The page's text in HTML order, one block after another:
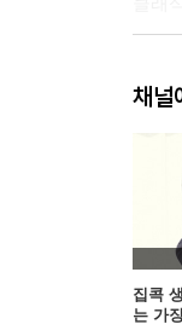
음악
음악
사람
새
오늘
더 화
클래
다수
채널
집콕
는 가